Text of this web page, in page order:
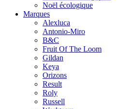
Noël écologique
Marques
Alexluca
Antonio-Miro
B&C
Fruit Of The Loom
Gildan
Keya
Orizons
Result
Roly
Russell